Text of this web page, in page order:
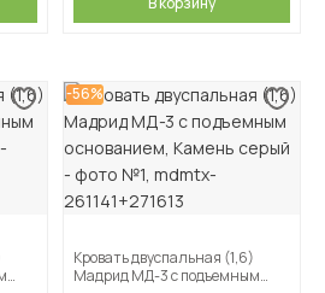
-56%
Кровать двуспальная (1,6)
Мадрид МД-3 с подъемным